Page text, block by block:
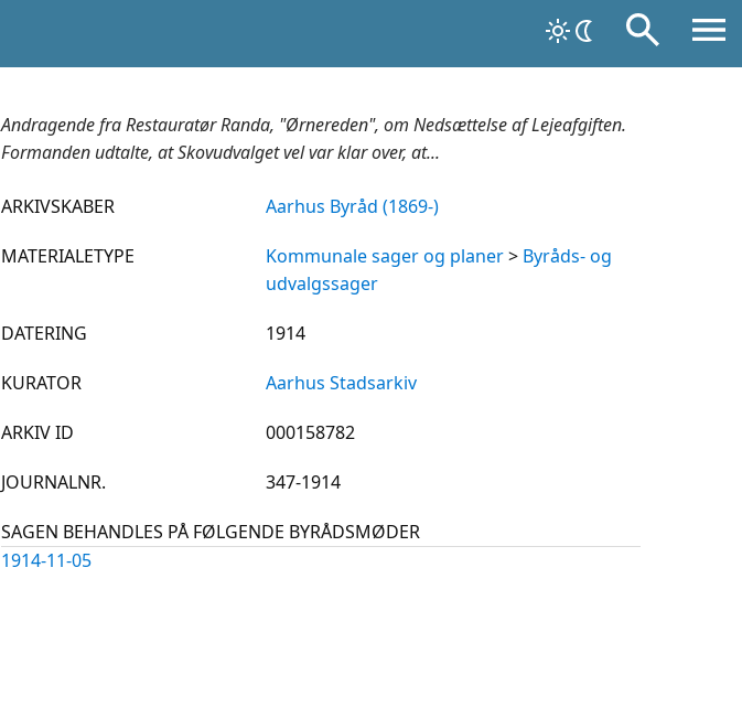
Andragende fra Restauratør Randa, "Ørnereden", om Nedsættelse af Lejeafgiften.
Formanden udtalte, at Skovudvalget vel var klar over, at...
ARKIVSKABER Aarhus Byråd (1869-)
MATERIALETYPE Kommunale sager og planer> Byråds- og
udvalgssager
DATERING 1914
KURATOR Aarhus Stadsarkiv
ARKIV ID 000158782
JOURNALNR. 347-1914
SAGEN BEHANDLES PÅ FØLGENDE BYRÅDSMØDER
1914-11-05